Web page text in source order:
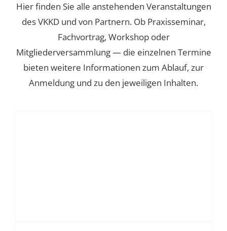
Mitgliederbereich
Hier finden Sie alle anstehenden Veranstaltungen
des VKKD und von Partnern. Ob Praxisseminar,
Fachvortrag, Workshop oder
Mitgliederversammlung — die einzelnen Termine
bieten weitere Informationen zum Ablauf, zur
Anmeldung und zu den jeweiligen Inhalten.